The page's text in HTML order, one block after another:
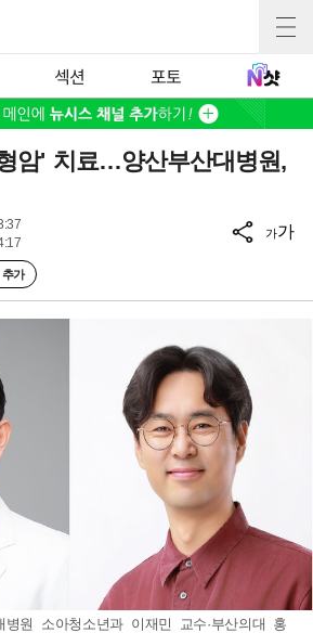
섹션 포토
암' 치료…양산부산대병원,
가
가가
병원 소아청소년과 이재민 교수·부산의대 홍